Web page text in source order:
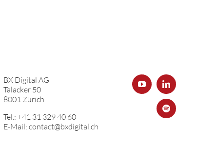
BX Digital AG
Talacker 50
8001 Zürich
Tel.: +41 31 329 40 60
E-Mail: contact@bxdigital.ch